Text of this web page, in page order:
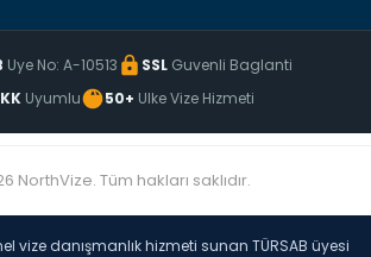
Uye No: A-10513 SSLGuvenli Baglanti
Uyumlu 50+ Ulke Vize Hizmeti
NorthVize. Tüm hakları saklıdır.
vize danışmanlık hizmeti sunan TÜRSAB üyesi